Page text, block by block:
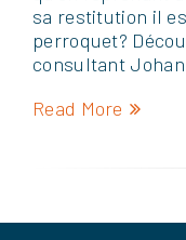
sa restitution il
perroquet?
consultant
Read More